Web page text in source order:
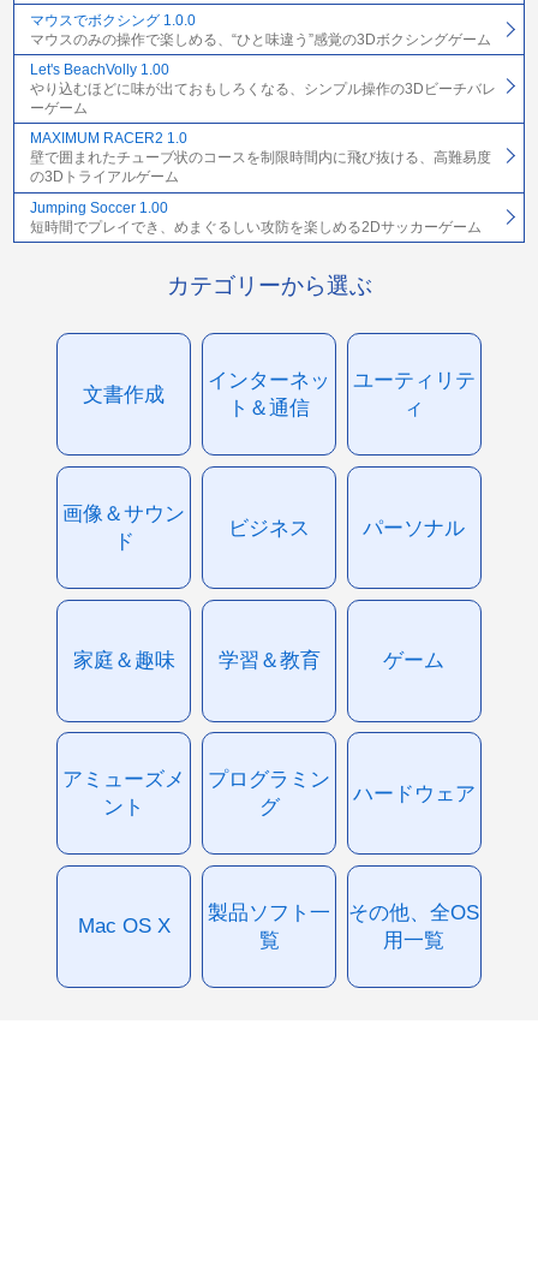
マウスでボクシング 1.0.0
マウスのみの操作で楽しめる、“ひと味違う”感覚の3Dボクシングゲーム
Let's BeachVolly 1.00
やり込むほどに味が出ておもしろくなる、シンプル操作の3Dビーチバレ
ーゲーム
MAXIMUM RACER2 1.0
壁で囲まれたチューブ状のコースを制限時間内に飛び抜ける、高難易度
の3Dトライアルゲーム
Jumping Soccer 1.00
短時間でプレイでき、めまぐるしい攻防を楽しめる2Dサッカーゲーム
カテゴリーから選ぶ
文書作成
インターネッ
ト＆通信
ユーティリテ
ィ
画像＆サウン
ド
ビジネス パーソナル
家庭＆趣味 学習＆教育 ゲーム
アミューズメ
ント
プログラミン
グ
ハードウェア
Mac OS X
製品ソフト一
覧
その他、全OS
用一覧